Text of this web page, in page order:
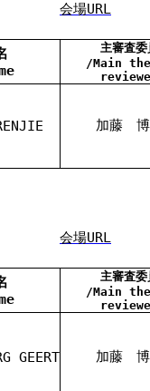
会場URL
主審査委
/Main
加藤
会場URL
主審査委
/Main
GEERT 加藤